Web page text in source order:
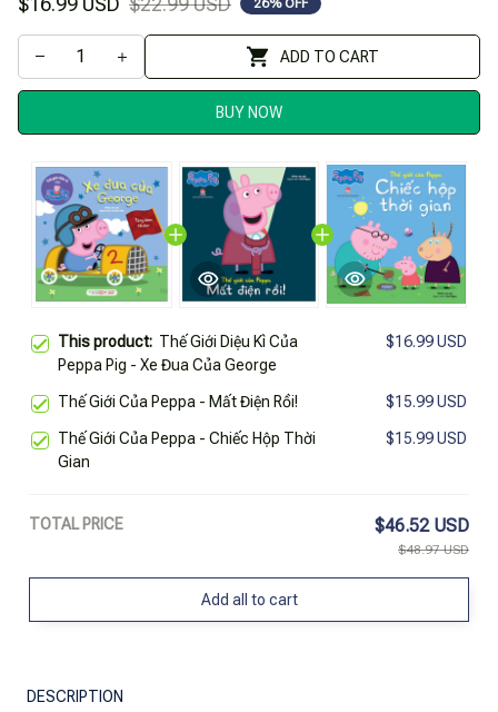
26% OFF
ADD TO CART
BUY NOW
This product: Thế Giới Diệu Kì Của
Peppa Pig - Xe Đua Của George
$16.99 USD
Thế Giới Của Peppa - Mất Điện Rồi! $15.99 USD
Thế Giới Của Peppa - Chiếc Hộp Thời
Gian
$15.99 USD
TOTAL PRICE $46.52 USD
$48.97 USD
Add all to cart
DESCRIPTION